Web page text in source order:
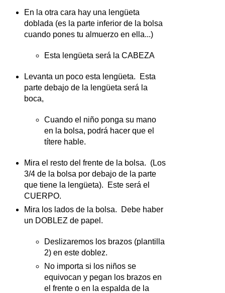
En la otra cara hay una lengüeta
doblada (es la parte inferior de la bolsa
cuando pones tu almuerzo en ella...)
Esta lengüeta será la CABEZA
Levanta un poco esta lengüeta. Esta
parte debajo de la lengüeta será la
boca,
Cuando el niño ponga su mano
en la bolsa, podrá hacer que el
títere hable.
Mira el resto del frente de la bolsa. (Los
3/4 de la bolsa por debajo de la parte
que tiene la lengüeta). Este será el
CUERPO.
Mira los lados de la bolsa. Debe haber
un DOBLEZ de papel.
Deslizaremos los brazos (plantilla
2) en este doblez.
No importa si los niños se
equivocan y pegan los brazos en
el frente o en la espalda de la